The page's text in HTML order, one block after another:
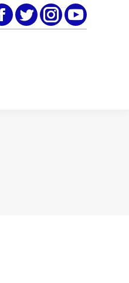
FacebookTwitterInstagramYouTube